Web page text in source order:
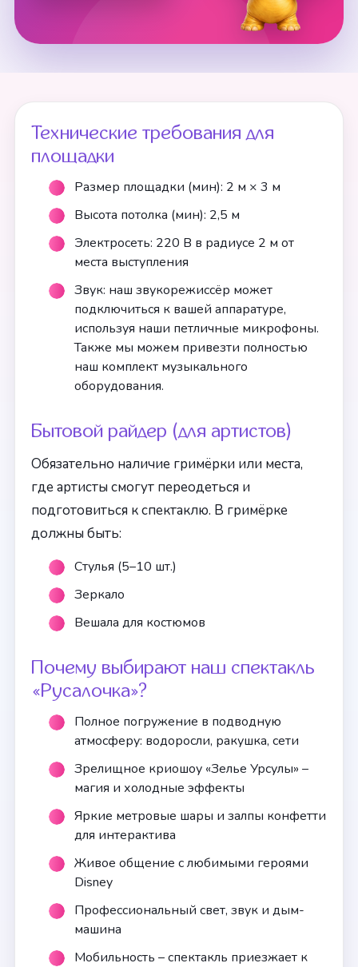
Технические требования для
площадки
Размер площадки (мин): 2 м × 3 м
Высота потолка (мин): 2,5 м
Электросеть: 220 В в радиусе 2 м от
места выступления
Звук: наш звукорежиссёр может
подключиться к вашей аппаратуре,
используя наши петличные микрофоны.
Также мы можем привезти полностью
наш комплект музыкального
оборудования.
Бытовой райдер (для артистов)
Обязательно наличие гримёрки или места,
где артисты смогут переодеться и
подготовиться к спектаклю. В гримёрке
должны быть:
Стулья (5–10 шт.)
Зеркало
Вешала для костюмов
Почему выбирают наш спектакль
«Русалочка»?
Полное погружение в подводную
атмосферу: водоросли, ракушка, сети
Зрелищное криошоу «Зелье Урсулы» –
магия и холодные эффекты
Яркие метровые шары и залпы конфетти
для интерактива
Живое общение с любимыми героями
Disney
Профессиональный свет, звук и дым-
машина
Мобильность – спектакль приезжает к